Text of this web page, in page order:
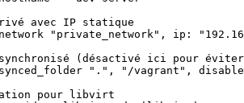
avec IP statique
network " private_network " , ip : "
(désactivé ici pour éviter
synced_folder " . " , " /vagrant " ,
pour libvirt